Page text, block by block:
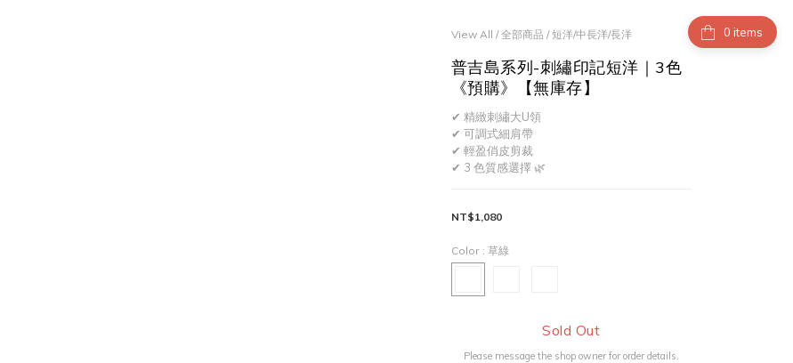
items
View All /全部商品 /短洋/中長洋/長洋
普吉島系列-刺繡印記短洋｜3色
《預購》【無庫存】
✔ 精緻刺繡大U領
✔ 可調式細肩帶
✔ 輕盈俏皮剪裁
✔ 3 色質感選擇 🌿
NT$1,080
Color : 草綠
Sold Out
Please message the shop owner for order details.